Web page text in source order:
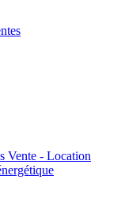
Vente - Location